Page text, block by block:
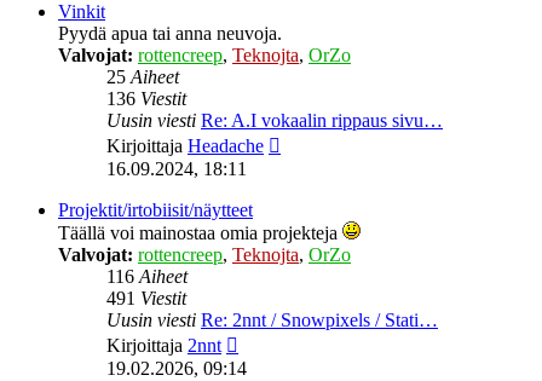
Vinkit
Pyydä apua tai anna neuvoja.
Valvojat: rottencreep, Teknojta, OrZo
25Aiheet
136 Viestit
Uusin viesti Re: A.I vokaalin rippaus sivu…
Kirjoittaja Headache
16.09.2024, 18:11
Projektit/irtobiisit/näytteet
Täällä voi mainostaa omia projekteja
Valvojat: rottencreep, Teknojta, OrZo
116Aiheet
491 Viestit
Uusin viesti Re: 2nnt / Snowpixels / Stati…
Kirjoittaja 2nnt
uusin
19.02.2026, 09:14